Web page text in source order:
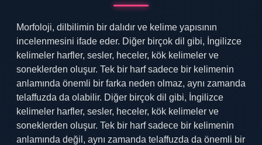
Morfoloji, dilbilimin bir dalıdır ve kelime yapısının
incelenmesini ifade eder. Diğer birçok dil gibi, İngilizce
kelimeler harfler, sesler, heceler, kök kelimeler ve
soneklerden oluşur. Tek bir harf sadece bir kelimenin
anlamında önemli bir farka neden olmaz, aynı zamanda
telaffuzda da olabilir. Diğer birçok dil gibi, İngilizce
kelimeler harfler, sesler, heceler, kök kelimeler ve
soneklerden oluşur. Tek bir harf sadece bir kelimenin
anlamında değil, aynı zamanda telaffuzda da önemli bir